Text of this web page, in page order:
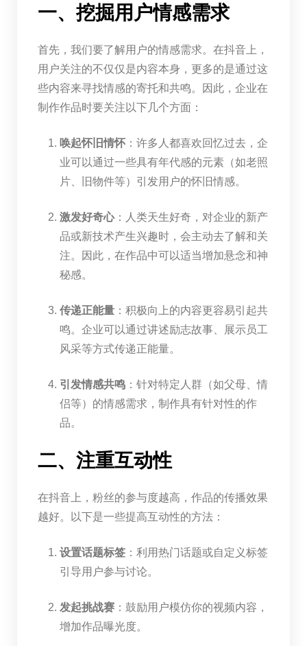
一、挖掘用户情感需求
首先，我们要了解用户的情感需求。在抖音上，
用户关注的不仅仅是内容本身，更多的是通过这
些内容来寻找情感的寄托和共鸣。因此，企业在
制作作品时要关注以下几个方面：
唤起怀旧情怀：许多人都喜欢回忆过去，企
业可以通过一些具有年代感的元素（如老照
片、旧物件等）引发用户的怀旧情感。
激发好奇心：人类天生好奇，对企业的新产
品或新技术产生兴趣时，会主动去了解和关
注。因此，在作品中可以适当增加悬念和神
秘感。
传递正能量：积极向上的内容更容易引起共
鸣。企业可以通过讲述励志故事、展示员工
风采等方式传递正能量。
引发情感共鸣：针对特定人群（如父母、情
侣等）的情感需求，制作具有针对性的作
品。
二、注重互动性
在抖音上，粉丝的参与度越高，作品的传播效果
越好。以下是一些提高互动性的方法：
设置话题标签：利用热门话题或自定义标签
引导用户参与讨论。
发起挑战赛：鼓励用户模仿你的视频内容，
增加作品曝光度。